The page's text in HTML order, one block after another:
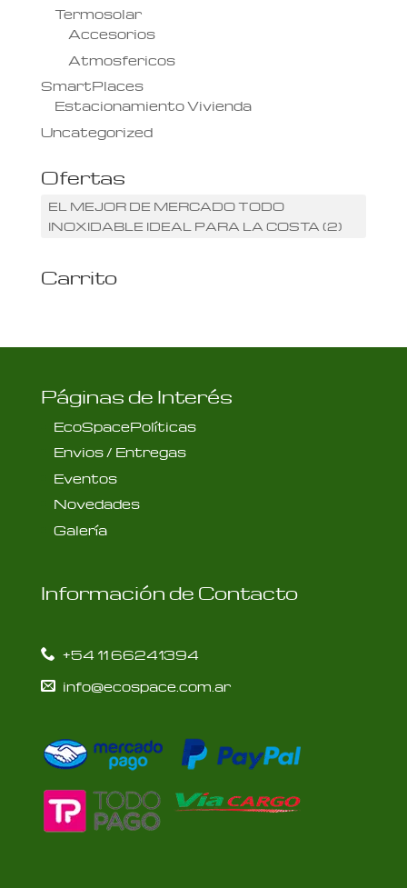
Termosolar
Accesorios
Atmosfericos
SmartPlaces
Estacionamiento Vivienda
Uncategorized
Ofertas
EL MEJOR DE MERCADO TODO
INOXIDABLE IDEAL PARA LA COSTA (2)
Carrito
Páginas de Interés
EcoSpacePolíticas
Envios / Entregas
Eventos
Novedades
Galería
Información de Contacto
+54 11 66241394
info@ecospace.com.ar